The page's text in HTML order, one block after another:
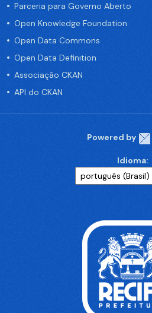
Parceria para Governo Aberto
Open Knowledge Foundation
Open Data Commons
Open Data Definition
Associação CKAN
API do CKAN
Powered by
Idioma